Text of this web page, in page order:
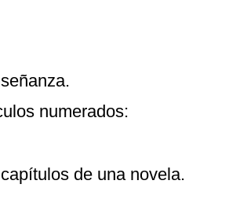
numerados:
de una novela.